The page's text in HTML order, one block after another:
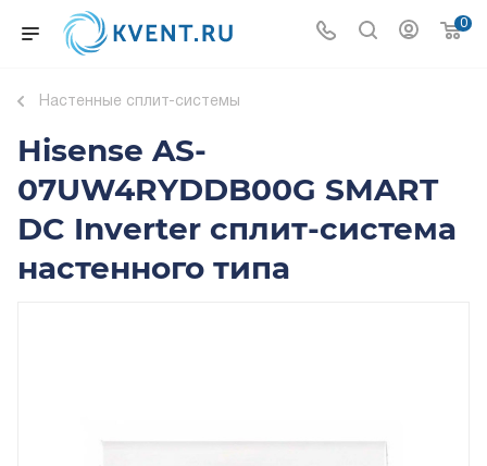
0
Настенные сплит-системы
Hisense AS-
07UW4RYDDB00G SMART
DC Inverter сплит-система
настенного типа